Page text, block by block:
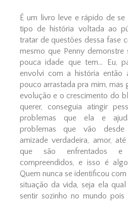
É um livro leve e rápido de
tipo de história voltada ao
tratar de questões dessa fase
mesmo que Penny demonstre
pouca idade que tem... Eu,
envolvi com a história então
pouco arrastada pra mim, mas
evolução e o crescimento do
querer, conseguia atingir
problemas que ela e
problemas que vão desde
amizade verdadeira, amor,
que são enfrentados
compreendidos, e isso é
Quem nunca se identificou
situação da vida, seja ela
sentir sozinho no mundo